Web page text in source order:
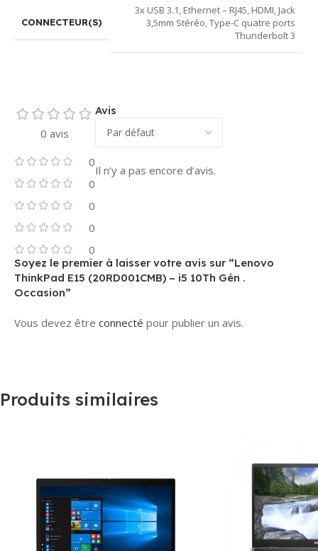
CONNECTEUR(S)
3x USB 3.1, Ethernet – RJ45, HDMI, Jack
3,5mm Stéréo,Type-C quatre ports
Thunderbolt 3
0 avis
0
0
0
0
0
Avis
Il n’y a pas encore d’avis.
Soyez le premier à laisser votre avis sur “Lenovo
ThinkPad E15 (20RD001CMB) – i5 10Th Gén .
Occasion”
Vous devez être connecté pour publier un avis.
Produits similaires